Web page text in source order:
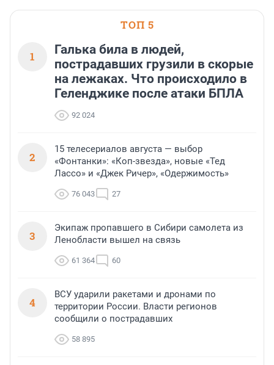
ТОП 5
1
Галька била в людей,
пострадавших грузили в скорые
на лежаках. Что происходило в
Геленджике после атаки БПЛА
92 024
2
15 телесериалов августа — выбор
«Фонтанки»: «Коп-звезда», новые «Тед
Лассо» и «Джек Ричер», «Одержимость»
76 043 27
3
Экипаж пропавшего в Сибири самолета из
Ленобласти вышел на связь
61 364 60
4
ВСУ ударили ракетами и дронами по
территории России. Власти регионов
сообщили о пострадавших
58 895